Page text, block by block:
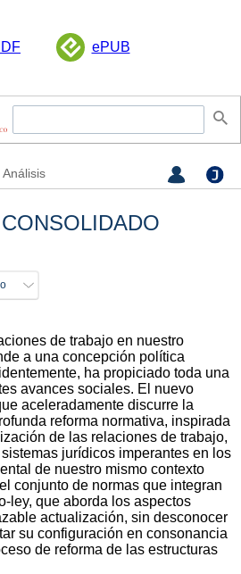
ePUB
Análisis
de trabajo en nuestro
a una concepción política
ha propiciado toda una
avances sociales. El nuevo
aceleradamente discurre la
reforma normativa, inspirada
de las relaciones de trabajo,
jurídicos imperantes en los
de nuestro mismo contexto
conjunto de normas que integran
ley, que aborda los aspectos
actualización, sin desconocer
su configuración en consonancia
de reforma de las estructuras